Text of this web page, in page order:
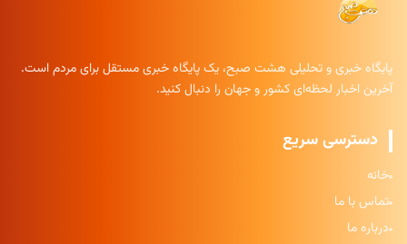
پایگاه خبری و تحلیلی هشت صبح، یک پایگاه خبری مستقل برای مردم است.
آخرین اخبار لحظه‌ای کشور و جهان را دنبال کنید.
دسترسی سریع
خانه
تماس با ما
درباره ما